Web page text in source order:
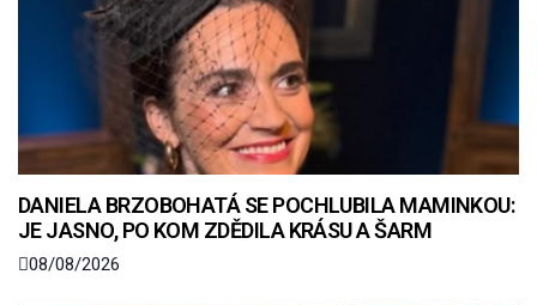
DANIELA BRZOBOHATÁ SE POCHLUBILA MAMINKOU:
JE JASNO, PO KOM ZDĚDILA KRÁSU A ŠARM
08/08/2026